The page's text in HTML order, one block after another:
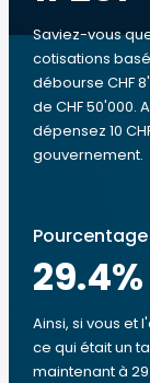
Saviez-vous
cotisations
débourse CHF
de CHF 50'000.
dépensez 10
gouvernement.
29.4%
Ainsi, si vous et
ce qui était un
maintenant à